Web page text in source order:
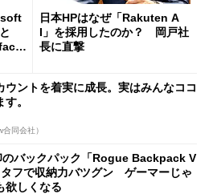
日本HPはなぜ「Rakuten A
I」を採用したのか？ 岡戸社
長に直撃
ウントを着実に成長。実はみんなココ
。
同会社）
のバックパック「Rogue Backpack V
フで収納力バツグン ゲーマーじゃ
欲しくなる